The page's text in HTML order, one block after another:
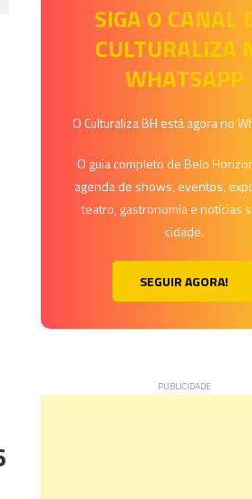
SIGA O CANAL
CULTURALIZA
WHATSAPP
O Culturaliza BH está agora no
O guia completo de Belo
agenda de shows, eventos,
teatro, gastronomia e notícias
cidade.
SEGUIR AGORA!